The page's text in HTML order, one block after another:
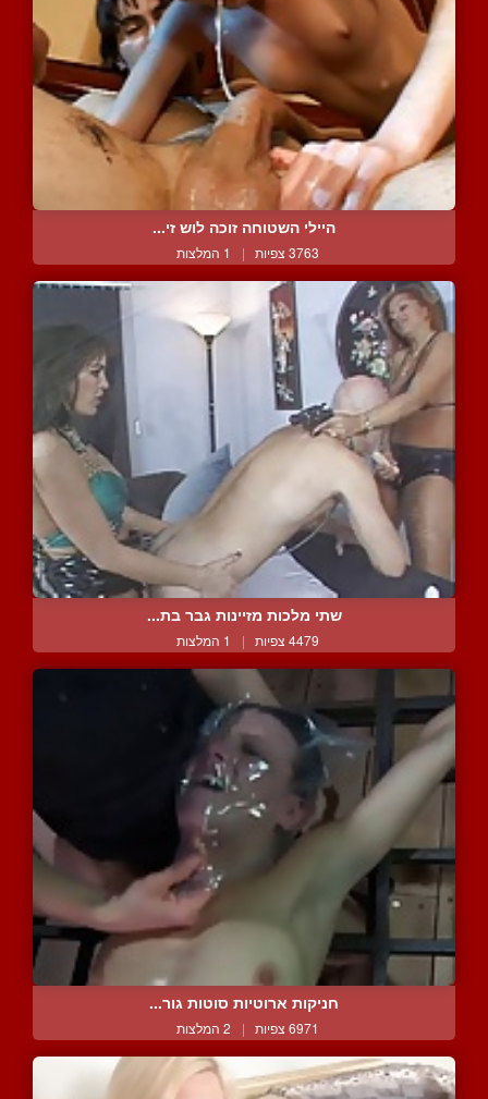
היילי השטוחה זוכה לוש זי...
3763 צפיות | 1 המלצות
שתי מלכות מזיינות גבר בת...
4479 צפיות | 1 המלצות
חניקות ארוטיות סוטות גור...
6971 צפיות | 2 המלצות